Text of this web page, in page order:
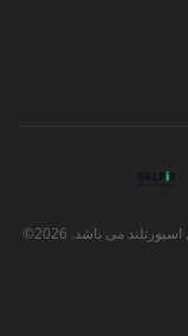
می باشد. 2026©